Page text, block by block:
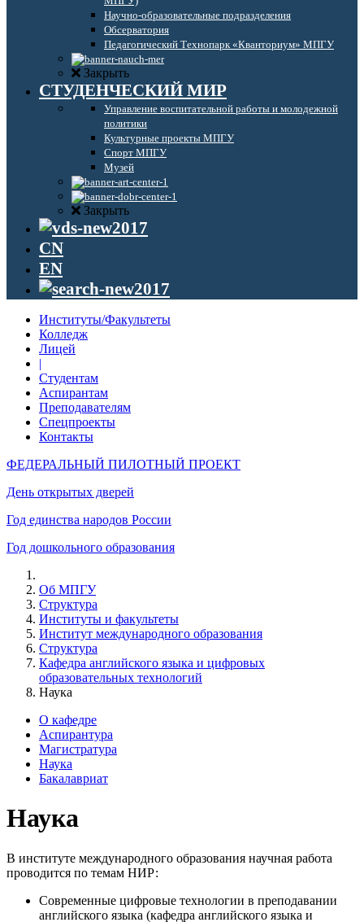
Научно-образовательные подразделения
Обсерватория
Педагогический Технопарк «Кванториум» МПГУ
Закрыть
СТУДЕНЧЕСКИЙ МИР
Управление воспитательной работы и молодежной
политики
Культурные проекты МПГУ
Спорт МПГУ
Музей
Закрыть
CN
EN
Институты/Факультеты
Колледж
Лицей
|
Студентам
Аспирантам
Преподавателям
Спецпроекты
Контакты
ФЕДЕРАЛЬНЫЙ ПИЛОТНЫЙ ПРОЕКТ
День открытых дверей
Год единства народов России
Год дошкольного образования
Об МПГУ
Структура
Институты и факультеты
Институт международного образования
Структура
Кафедра английского языка и цифровых
образовательных технологий
Наука
О кафедре
Аспирантура
Магистратура
Наука
Бакалавриат
Наука
В институте международного образования научная работа
проводится по темам НИР:
Современные цифровые технологии в преподавании
английского языка (кафедра английского языка и